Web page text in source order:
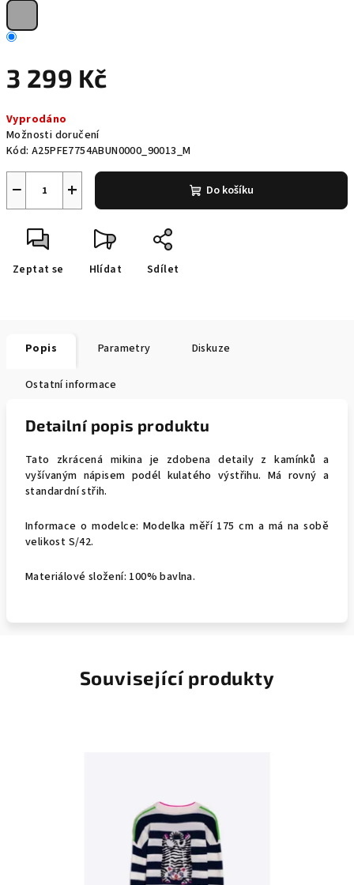
3 299 Kč
cena:
Vyprodáno
Možnosti doručení
Kód: A25PFE7754ABUN0000_90013_M
+
− Do košíku
Zeptat se Hlídat Sdílet
Popis Parametry Diskuze
Ostatní informace
Detailní popis produktu
Tato zkrácená mikina je zdobena detaily z kamínků a
vyšívaným nápisem podél kulatého výstřihu. Má rovný a
standardní střih.
Informace o modelce: Modelka měří 175 cm a má na sobě
velikost S/42.
Materiálové složení: 100% bavlna.
Související produkty